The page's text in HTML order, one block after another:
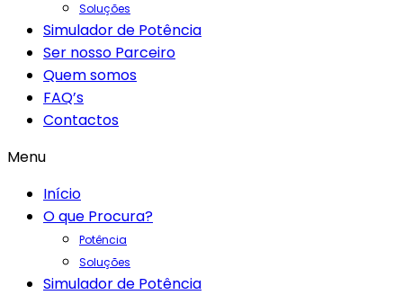
Soluções
Simulador de Potência
Ser nosso Parceiro
Quem somos
FAQ’s
Contactos
Menu
Início
O que Procura?
Potência
Soluções
Simulador de Potência